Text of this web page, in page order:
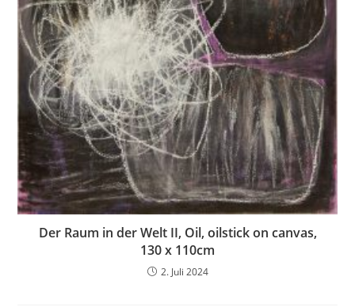
Der Raum in der Welt II, Oil, oilstick on canvas,
130 x 110cm
2. Juli 2024